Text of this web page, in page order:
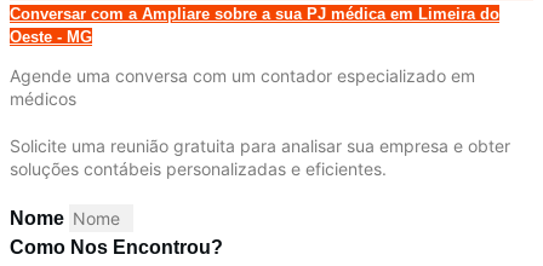
Conversar com a Ampliare sobre a sua PJ médica em Limeira do
Oeste - MG
Agende uma conversa com um contador especializado em
médicos
Solicite uma reunião gratuita para analisar sua empresa e obter
soluções contábeis personalizadas e eficientes.
Nome
Como Nos Encontrou?